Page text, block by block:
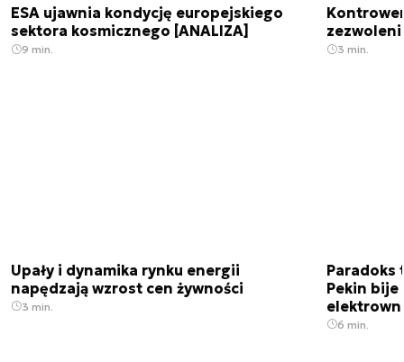
ESA ujawnia kondycję europejskiego
sektora kosmicznego [ANALIZA]
9 min. 3 min.
Upały i dynamika rynku energii
napędzają wzrost cen żywności
3 min.
Paradoks
Pekin bije
6 min.